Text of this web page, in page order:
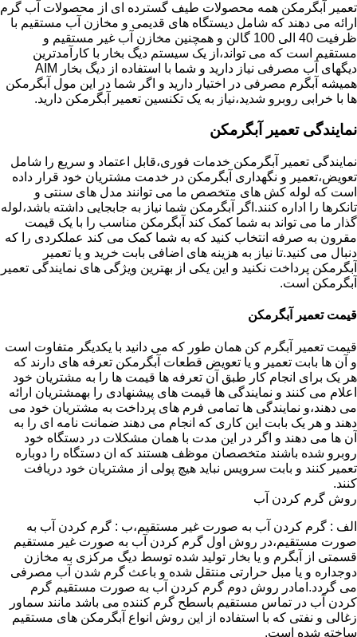
تعمیر آبگرمکن همه محصولات طیف گسترده ای از محصولات آب گرم
ارائه می دهند که شامل دیستگاه های قدیمی و مخازن آب مستقیم با
ظرفیت 40 الی 100 گالن و همچنین مخازن آب غیر مستقیم و
مستقیم است که می تواند،از یک سیستم دیگ بخار با کارآمدترین
دیگهای آب مصرفی نیاز دارید و شما با استفاده از دیگ بخار AIM
همیشه آبگرم مصرفی در اختیار دارید و اگر شما در این مول آبگرمکن
ها با خرابی روبرو شدید،نیاز به یک تکنسین تعمیر آبگرمکن دارید.
نمایندگی تعمیر آبگرمکن
نمایندگی تعمیر آبگرمکن خدمات فوری،قابل اعتماد و سریع را شامل
تعویض،تعمیر و نگهداری آبگرمکن در خدمت مشتریان خود قرار داده
است که لوله کش های متخصص ما می توانند مدل های سنتی و
تانکرها را اداره کنند.اگر آبگرمکن شما نیاز به جابجایی داشته باشد،لوله
گذار ما می تواند به شما کمک کند آبگرمکن مناسب را با یک قیمت
مقرون به صرفه انتخاب کنید که به شما کمک می کند عملکردی را که
دنبال می کنید.تا نیاز به هزینه های اضافی بابت خرید و یا تعمیر
آبگرمکن پرداخت نکنید و این یکی از بهترین ویژگی های نمایندگی تعمیر
آبگرمکن است.
قیمت تعمیر آبگرمکن
قیمت تعمیر آبگرم کن همان طور که می دانید با یکدیگر متفاوت است
و آن ها بابت تعمیر و یا تعویض قطعات آبگرمکن تعرفه های دارند که
هر یک برای انجام کار طبق آن تعرفه ها قیمت ها را به مشتریان خود
اعلام می کنند و نمایندگی ها قیمت های پیشنهادی را بهمشتریان ارائه
می دهند،و نمایندگی ها تمامی فرم های پرداخت به مشتریان خود می
دهند و هر یک بابت این کاری که انجام می دهند ضمانت نامه ای را به
آن ها می دهند و اگر در این مدت با همان مشکلات در دستگاه خود
روبرو شده باشند متخصصان موظف هستند که ان دستگاه را دوباره
تعمیر کنند و بابت سرویس نباید هیچ پولی از مشتریان خود دریافت
کنند.
روش گرم کردن آب
الف : گرم کردن آب به صورت غیر مستقیم،ب : گرم کردن آب به
صورت مستقیم،در روش اول گرم کردن آب به صورت غیر مستقیم
قسمتی از آبگرم و یا بخار تولید شده توسط دیگ مرکزی به مخازن
دوجداره و یا مبل حرارتی منتقل شده و باعث گرم شدن آب مصرفی
می گردد.امادر روش دوم گرم کردن آب به صورت مستقیم گرم
کردن آب در تماس مستقیم باسطح گرم کننده می باشد مانند سماور
زغالی و نفتی که با استفاده از این روش انواع آبگرمکن های مستقیم
ساخته شده است.